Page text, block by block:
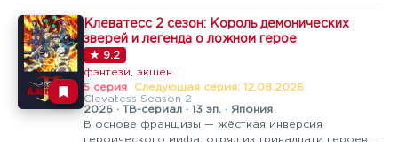
бездонной черноты космоса. Это не просто
картинка, это момент, когда весь привычный мир
летит к чертям, а группа обычных…
Клеватесс 2 сезон: Король демонических
зверей и легенда о ложном герое
★ 9.2
фэнтези, экшен
5 серия
Следующая серия: 12.08.2026
Clevatess Season 2
2026 · ТВ-сериал · 13 эп. · Япония
В основе франшизы — жёсткая инверсия
героического мифа: отряд из тринадцати героев,